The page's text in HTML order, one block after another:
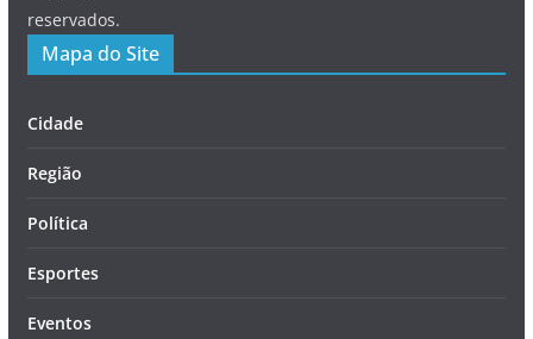
reservados.
Mapa do Site
Cidade
Região
Política
Esportes
Eventos